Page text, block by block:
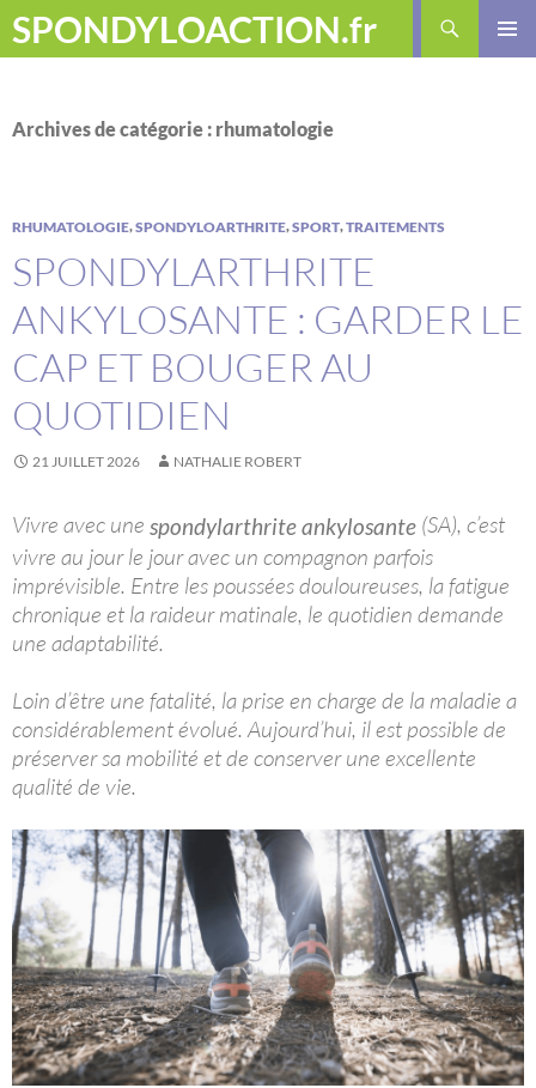
Aller
auSPONDYLOACTION.fr
Recherche
Archives de catégorie : rhumatologie
RHUMATOLOGIE,SPONDYLOARTHRITE,SPORT,TRAITEMENTS
SPONDYLARTHRITE
ANKYLOSANTE : GARDER LE
CAP ET BOUGER AU
QUOTIDIEN
21 JUILLET 2026 NATHALIE ROBERT
Vivre avec une spondylarthrite ankylosante (SA), c’est
vivre au jour le jour avec un compagnon parfois
imprévisible. Entre les poussées douloureuses, la fatigue
chronique et la raideur matinale, le quotidien demande
une adaptabilité.
Loin d’être une fatalité, la prise en charge de la maladie a
considérablement évolué. Aujourd’hui, il est possible de
préserver sa mobilité et de conserver une excellente
qualité de vie.